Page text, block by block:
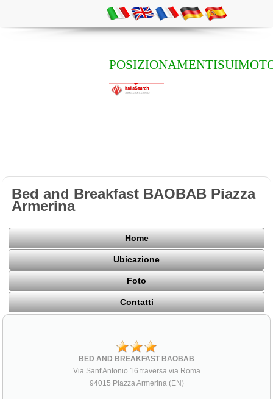
Bed and Breakfast BAOBAB Piazza
Armerina
Home
Ubicazione
Foto
Contatti
BED AND BREAKFAST BAOBAB
Via Sant'Antonio 16 traversa via Roma
94015 Piazza Armerina (EN)